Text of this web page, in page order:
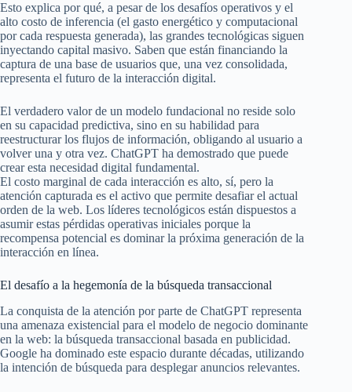
Esto explica por qué, a pesar de los desafíos operativos y el
alto costo de inferencia (el gasto energético y computacional
por cada respuesta generada), las grandes tecnológicas siguen
inyectando capital masivo. Saben que están financiando la
captura de una base de usuarios que, una vez consolidada,
representa el futuro de la interacción digital.
El verdadero valor de un modelo fundacional no reside solo
en su capacidad predictiva, sino en su habilidad para
reestructurar los flujos de información, obligando al usuario a
volver una y otra vez. ChatGPT ha demostrado que puede
crear esta necesidad digital fundamental.
El costo marginal de cada interacción es alto, sí, pero la
atención capturada es el activo que permite desafiar el actual
orden de la web. Los líderes tecnológicos están dispuestos a
asumir estas pérdidas operativas iniciales porque la
recompensa potencial es dominar la próxima generación de la
interacción en línea.
El desafío a la hegemonía de la búsqueda transaccional
La conquista de la atención por parte de ChatGPT representa
una amenaza existencial para el modelo de negocio dominante
en la web: la búsqueda transaccional basada en publicidad.
Google ha dominado este espacio durante décadas, utilizando
la intención de búsqueda para desplegar anuncios relevantes.